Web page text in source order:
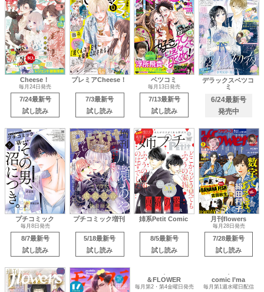
Cheese！
毎月24日発売
7/24最新号
試し読み
プレミアCheese！
7/3最新号
試し読み
ベツコミ
毎月13日発売
7/13最新号
試し読み
デラックスベツコ
ミ
6/24最新号
発売中
プチコミック
毎月8日発売
8/7最新号
試し読み
プチコミック増刊
5/18最新号
試し読み
姉系Petit Comic
8/5最新号
試し読み
月刊flowers
毎月28日発売
7/28最新号
試し読み